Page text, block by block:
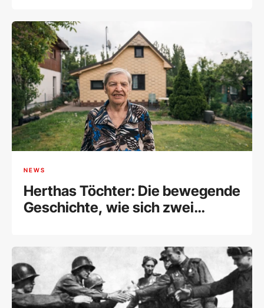
NEWS
Herthas Töchter: Die bewegende
Geschichte, wie sich zwei